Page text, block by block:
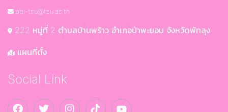
abi-tsu@tsu.ac.th
222 หมู่ที่ 2 ตำบลบ้านพร้าว อำเภอป่าพะยอม จังหวัดพัทลุง
แผนที่ตั้ง
Social Link